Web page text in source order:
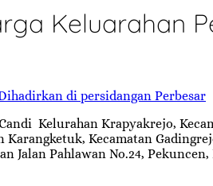
Keluarahan
Perbesar
Kelurahan Krapyakrejo,
Kecamatan
Jalan Pahlawan No.24,